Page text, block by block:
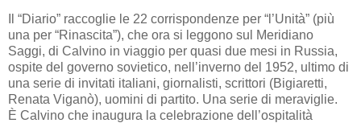
Il “Diario” raccoglie le 22 corrispondenze per “l’Unità” (più
una per “Rinascita”), che ora si leggono sul Meridiano
Saggi, di Calvino in viaggio per quasi due mesi in Russia,
ospite del governo sovietico, nell’inverno del 1952, ultimo di
una serie di invitati italiani, giornalisti, scrittori (Bigiaretti,
Renata Viganò), uomini di partito. Una serie di meraviglie.
È Calvino che inaugura la celebrazione dell’ospitalità